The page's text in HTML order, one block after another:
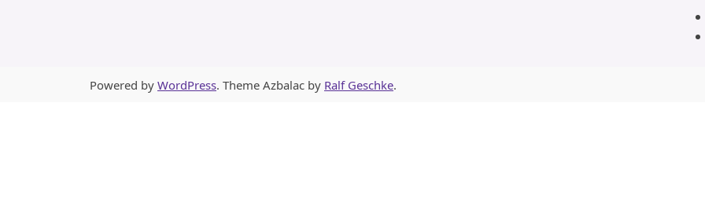
Powered by WordPress. Theme Azbalac by Ralf Geschke.